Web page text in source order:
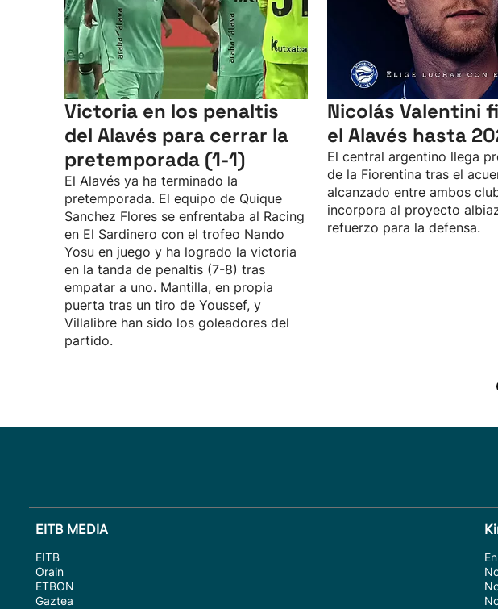
Victoria en los penaltis
del Alavés para cerrar la
pretemporada (1-1)
El Alavés ya ha terminado la
pretemporada. El equipo de Quique
Sanchez Flores se enfrentaba al Racing
en El Sardinero con el trofeo Nando
Yosu en juego y ha logrado la victoria
en la tanda de penaltis (7-8) tras
empatar a uno. Mantilla, en propia
puerta tras un tiro de Youssef, y
Villalibre han sido los goleadores del
partido.
Nicolás Valentini
el Alavés hasta
El central argentino llega
de la Fiorentina tras el
alcanzado entre ambos
incorpora al proyecto
refuerzo para la defensa.
EITB MEDIA
EITB
Orain
ETBON
Gaztea